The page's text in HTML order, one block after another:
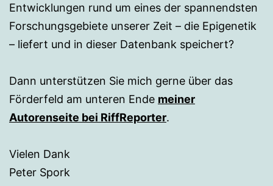
Entwicklungen rund um eines der spannendsten
Forschungsgebiete unserer Zeit – die Epigenetik
– liefert und in dieser Datenbank speichert?
Dann unterstützen Sie mich gerne über das
Förderfeld am unteren Ende meiner
Autorenseite bei RiffReporter.
Vielen Dank
Peter Spork